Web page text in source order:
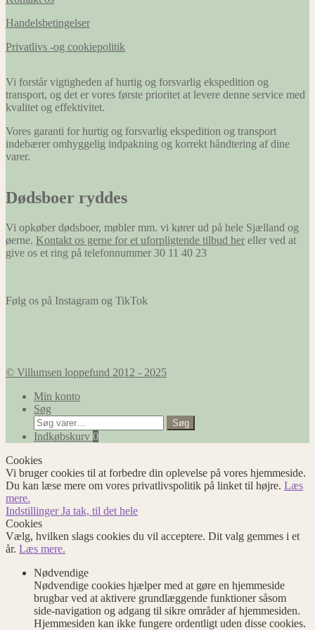
Handelsbetingelser
Privatlivs -og cookiepolitik
Vi forstår vigtigheden af hurtig og forsvarlig ekspedition og
transport, og det er vores første prioritet at levere denne service med
kvalitet og effektivitet.
Vores garanti for hurtig og forsvarlig ekspedition og transport
indebærer omhyggelig indpakning og korrekt håndtering af dine
varer.
Dødsboer ryddes
Vi opkøber dødsboer, møbler mm. vi kører ud på hele Sjælland og
øerne. Kontakt os gerne for et uforpligtende tilbud her eller ved at
give os et ring på telefonnummer 30 11 40 23
Følg os på Instagram og TikTok
© Villumsen loppefund 2012 - 2025
Min konto
Søg
Søg
efter:
Søg
Indkøbskurv 0
Cookies
Vi bruger cookies til at forbedre din oplevelse på vores hjemmeside.
Du kan læse mere om vores privatlivspolitik på linket til højre. Læs
mere.
IndstillingerJa tak, til det hele
Cookies
Vælg, hvilken slags cookies du vil acceptere. Dit valg gemmes i et
år. Læs mere.
Nødvendige
Nødvendige cookies hjælper med at gøre en hjemmeside
brugbar ved at aktivere grundlæggende funktioner såsom
side-navigation og adgang til sikre områder af hjemmesiden.
Hjemmesiden kan ikke fungere ordentligt uden disse cookies.